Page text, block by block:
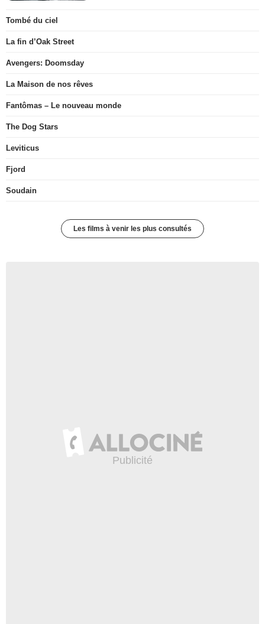
Tombé du ciel
La fin d’Oak Street
Avengers: Doomsday
La Maison de nos rêves
Fantômas – Le nouveau monde
The Dog Stars
Leviticus
Fjord
Soudain
Les films à venir les plus consultés